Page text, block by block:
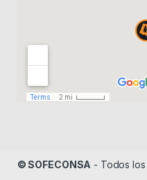
© SOFECONSA - Todos